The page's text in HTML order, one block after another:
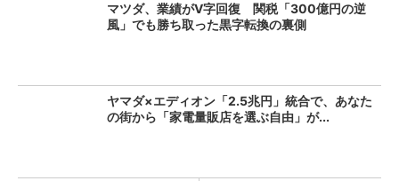
マツダ、業績がV字回復 関税「300億円の逆
風」でも勝ち取った黒字転換の裏側
ヤマダ×エディオン「2.5兆円」統合で、あなた
の街から「家電量販店を選ぶ自由」が...